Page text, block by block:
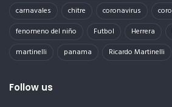
carnavales
chitre coronavirus
fenomeno del niño
Futbol Herrera
martinelli
panama Ricardo Martinelli
Follow us